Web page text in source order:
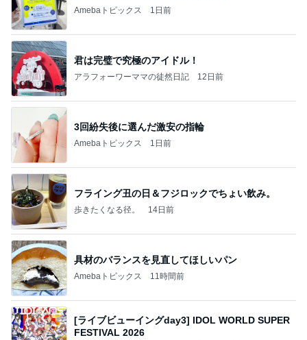
Amebaトピックス 1日前
君は完璧で究極のアイドル！
アラフォーワーママの徒然日記 12日前
3回紛失後に選んだ激安の指輪
Amebaトピックス 1日前
フライング丑の日＆フジロックでちょい飲み。
歩きたくなる径。 14日前
具材のバランスを見直してほしいパン
Amebaトピックス 11時間前
[ライブビューイングday3] IDOL WORLD SUPER
FESTIVAL 2026